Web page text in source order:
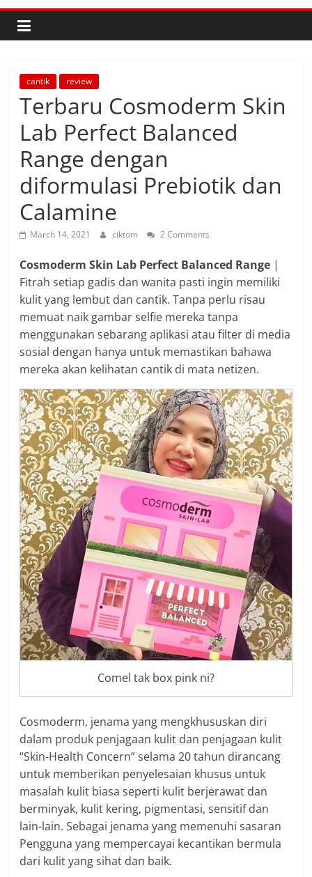
cantik review
Terbaru Cosmoderm Skin
Lab Perfect Balanced
Range dengan
diformulasi Prebiotik dan
Calamine
March 14, 2021 ciktom 2 Comments
Cosmoderm Skin Lab Perfect Balanced Range |
Fitrah setiap gadis dan wanita pasti ingin memiliki
kulit yang lembut dan cantik. Tanpa perlu risau
memuat naik gambar selfie mereka tanpa
menggunakan sebarang aplikasi atau filter di media
sosial dengan hanya untuk memastikan bahawa
mereka akan kelihatan cantik di mata netizen.
Comel tak box pink ni?
Cosmoderm, jenama yang mengkhususkan diri
dalam produk penjagaan kulit dan penjagaan kulit
“Skin-Health Concern” selama 20 tahun dirancang
untuk memberikan penyelesaian khusus untuk
masalah kulit biasa seperti kulit berjerawat dan
berminyak, kulit kering, pigmentasi, sensitif dan
lain-lain. Sebagai jenama yang memenuhi sasaran
Pengguna yang mempercayai kecantikan bermula
dari kulit yang sihat dan baik.